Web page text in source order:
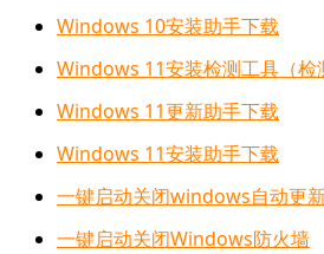
Windows 10安装助手下载
Windows 11安装检测工具（检
Windows 11更新助手下载
Windows 11安装助手下载
一键启动关闭windows自动更
一键启动关闭Windows防火墙